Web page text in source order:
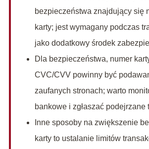
bezpieczeństwa znajdujący się
karty; jest wymagany podczas
jako dodatkowy środek
Dla bezpieczeństwa, numer
CVC/CVV powinny być
zaufanych stronach; warto
bankowe i zgłaszać podejrzane
Inne sposoby na zwiększenie
karty to ustalanie limitów